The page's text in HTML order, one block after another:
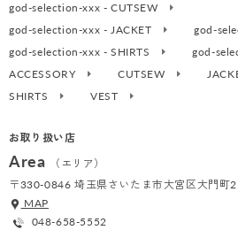
god-selection-xxx - CUTSEW
god-selection-xxx - JACKET
god-
god-selection-xxx - SHIRTS
god-
ACCESSORY
CUTSEW
SHIRTS
VEST
お取り扱い店
Area
（エリア）
〒330-0846 埼玉県さいたま市大宮区大門町
MAP
048-658-5552